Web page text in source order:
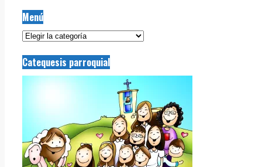
Menú
Menú
Catequesis parroquial